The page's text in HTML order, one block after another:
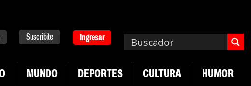
Suscribite Ingresar
MUNDO DEPORTES CULTURA HUMOR